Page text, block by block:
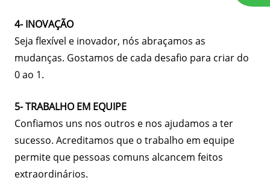
4- INOVAÇÃO
Seja flexível e inovador, nós abraçamos as
mudanças. Gostamos de cada desafio para criar do
0 ao 1.
5- TRABALHO EM EQUIPE
Confiamos uns nos outros e nos ajudamos a ter
sucesso. Acreditamos que o trabalho em equipe
permite que pessoas comuns alcancem feitos
extraordinários.